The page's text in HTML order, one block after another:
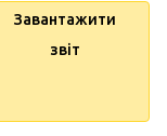
Завантажити
звіт